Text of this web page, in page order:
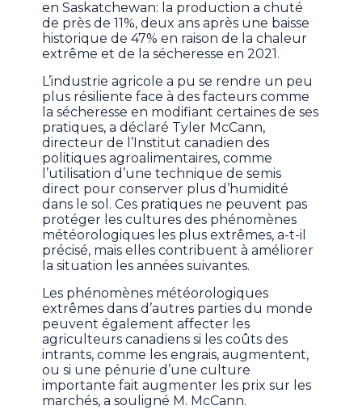
en Saskatchewan: la production a chuté
de près de 11%, deux ans après une baisse
historique de 47% en raison de la chaleur
extrême et de la sécheresse en 2021.
L’industrie agricole a pu se rendre un peu
plus résiliente face à des facteurs comme
la sécheresse en modifiant certaines de ses
pratiques, a déclaré Tyler McCann,
directeur de l’Institut canadien des
politiques agroalimentaires, comme
l’utilisation d’une technique de semis
direct pour conserver plus d’humidité
dans le sol. Ces pratiques ne peuvent pas
protéger les cultures des phénomènes
météorologiques les plus extrêmes, a-t-il
précisé, mais elles contribuent à améliorer
la situation les années suivantes.
Les phénomènes météorologiques
extrêmes dans d’autres parties du monde
peuvent également affecter les
agriculteurs canadiens si les coûts des
intrants, comme les engrais, augmentent,
ou si une pénurie d’une culture
importante fait augmenter les prix sur les
marchés, a souligné M. McCann.